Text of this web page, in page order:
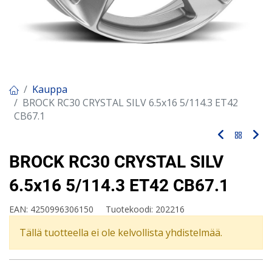
Kauppa
BROCK RC30 CRYSTAL SILV 6.5x16 5/114.3 ET42
CB67.1
BROCK RC30 CRYSTAL SILV
6.5x16 5/114.3 ET42 CB67.1
EAN: 4250996306150 Tuotekoodi: 202216
Tällä tuotteella ei ole kelvollista yhdistelmää.